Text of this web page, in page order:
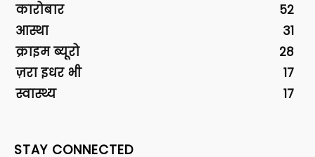
कारोबार
52
आस्था
31
क्राइम ब्यूरो
28
ज़रा इधर भी
17
स्वास्थ्य
17
STAY CONNECTED